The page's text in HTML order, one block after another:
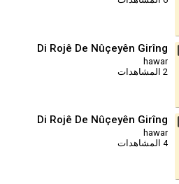
Di Rojê De Nûçeyên Girîng
hawar
Di Rojê De Nûçeyên Girîng
hawar